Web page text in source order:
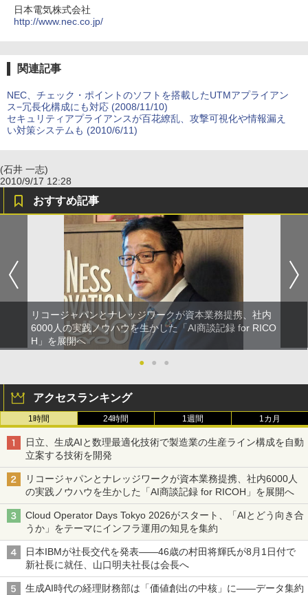
日本電気株式会社
http://www.nec.co.jp/
関連記事
NEC、チェック・ポイントのソフトを搭載したUTMアプライアン
ス−冗長化構成にも対応 (2008/11/10)
セキュリティアプライアンスが百花繚乱、攻撃可視化や情報漏え
い対策システムも (2010/6/11)
(石井 一志)
2010/9/17 12:28
おすすめ記事
リコージャパンとナレッジワークが資本業務提携、社内
6000人の実践ノウハウを生かした「AI商談記録 for RICO
H」を展開へ
●
● ●
アクセスランキング
1時間 24時間 1週間 1カ月
日立、生成AIと数理最適化技術で製造業の生産ライン構成を自動
立案する技術を開発
リコージャパンとナレッジワークが資本業務提携、社内6000人
の実践ノウハウを生かした「AI商談記録 for RICOH」を展開へ
Cloud Operator Days Tokyo 2026がスタート、「AIとどう向き合
うか」をテーマにインフラ運用の知見を集約
日本IBMが社長交代を発表――46歳の村田将輝氏が8月1日付で
新社長に就任、山口明夫社長は会長へ
生成AI時代の経理財務部は「価値創出の中核」に――データ集約